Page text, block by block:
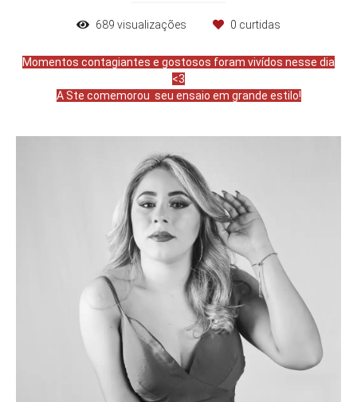
689 visualizações 0 curtidas
Momentos contagiantes e gostosos foram vivídos nesse dia
<3
A Ste comemorou seu ensaio em grande estilo!